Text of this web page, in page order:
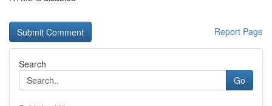
Report Page
Search
Go